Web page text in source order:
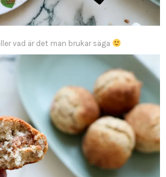
vad är det man brukar säga